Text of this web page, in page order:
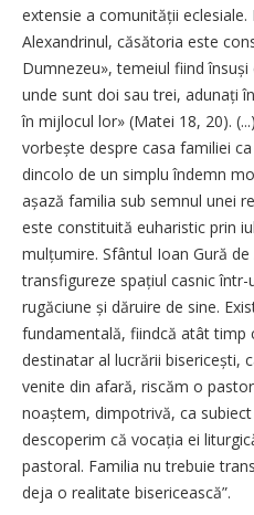
extensie a comunității
Alexandrinul, căsătoria este
Dumnezeu», temeiul fiind
unde sunt doi sau trei, adunați
în mijlocul lor» (Matei 18, 20).
vorbește despre casa familiei
dincolo de un simplu îndemn
așază familia sub semnul unei
este constituită euharistic prin
mulțumire. Sfântul Ioan Gură
transfigureze spațiul casnic
rugăciune și dăruire de sine.
fundamentală, fiindcă atât timp
destinatar al lucrării bise­ricești,
venite din afară, riscăm o
noaștem, dimpotrivă, ca
descoperim că vocația ei
pastoral. Familia nu trebuie
deja o realitate bisericească”.